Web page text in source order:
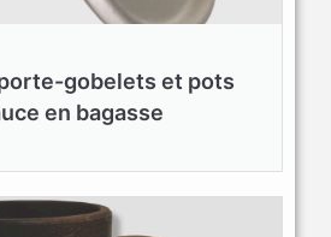
gobelets et pots
en bagasse